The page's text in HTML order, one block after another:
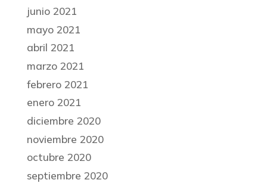
junio 2021
mayo 2021
abril 2021
marzo 2021
febrero 2021
enero 2021
diciembre 2020
noviembre 2020
octubre 2020
septiembre 2020